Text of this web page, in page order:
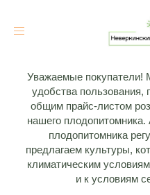
Toggle
Уважаемые
удобства пользования,
общим прайс-листом
нашего плодопитомника.
плодопитомника
предлагаем культуры,
климатическим
и к условиям